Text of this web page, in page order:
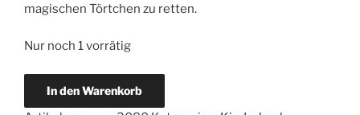
magischen Törtchen zu retten.
Nur noch 1 vorrätig
Littlewood,
In den Warenkorb